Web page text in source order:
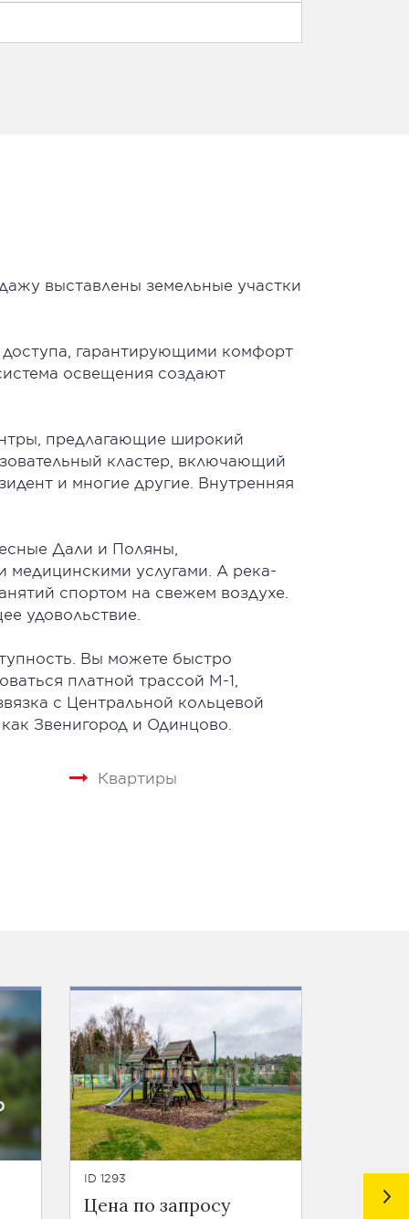
выставлены земельные участки
гарантирующими комфорт
освещения создают
предлагающие широкий
кластер, включающий
и многие другие. Внутренняя
Дали и Поляны,
услугами. А река-
спортом на свежем воздухе.
удовольствие.
Вы можете быстро
платной трассой М-1,
с Центральной кольцевой
Звенигород и Одинцово.
Квартиры
ID 1293
Цена по запросу
ID 1052
Цена